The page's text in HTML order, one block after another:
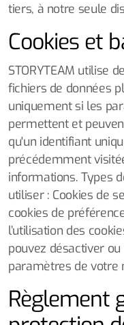
tiers, à notre seule
Cookies et
STORYTEAM utilise
fichiers de données
uniquement si les
permettent et
qu'un identifiant
précédemment
informations. Types
utiliser : Cookies de
cookies de
l’utilisation des
pouvez désactiver
paramètres de votre
Règlement